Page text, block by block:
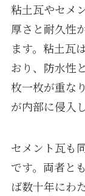
粘土瓦やセメ
厚さと耐久性
ます。粘土瓦
おり、防水性
枚一枚が重な
が内部に侵入
セメント瓦も
です。両者と
ば数十年にわ